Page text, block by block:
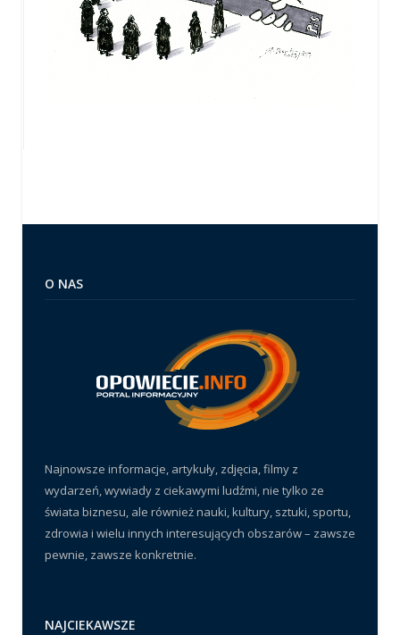
O NAS
Najnowsze informacje, artykuły, zdjęcia, filmy z
wydarzeń, wywiady z ciekawymi ludźmi, nie tylko ze
świata biznesu, ale również nauki, kultury, sztuki, sportu,
zdrowia i wielu innych interesujących obszarów – zawsze
pewnie, zawsze konkretnie.
NAJCIEKAWSZE